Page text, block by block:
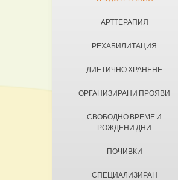
ЗА КЮСТЕНДИЛ
НАСТАНЯВАНЕ
УСЛОВИЯ ЗА ПРЕБИВАВАНЕ
ТАКСИ ЗА ПРЕБИВАВАНЕ
АРТТЕРАПИЯ
РЕХАБИЛИТАЦИЯ
ДИЕТИЧНО ХРАНЕНЕ
ОРГАНИЗИРАНИ ПРОЯВИ
СВОБОДНО ВРЕМЕ И
РОЖДЕНИ ДНИ
ПОЧИВКИ
СПЕЦИАЛИЗИРАН
КОНТАКТИ
ВЕСЕЛ И
Последно